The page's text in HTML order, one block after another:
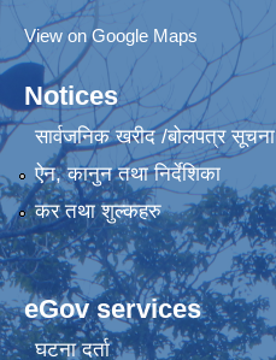
View on Google Maps
Notices
सार्वजनिक खरीद /बोलपत्र सूचना
ऐन, कानुन तथा निर्देशिका
कर तथा शुल्कहरु
eGov services
घटना दर्ता